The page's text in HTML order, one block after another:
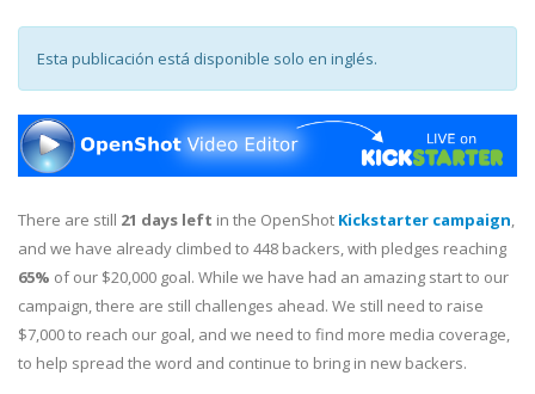
Esta publicación está disponible solo en inglés.
There are still 21 days left in the OpenShot Kickstarter campaign,
and we have already climbed to 448 backers, with pledges reaching
65% of our $20,000 goal. While we have had an amazing start to our
campaign, there are still challenges ahead. We still need to raise
$7,000 to reach our goal, and we need to find more media coverage,
to help spread the word and continue to bring in new backers.